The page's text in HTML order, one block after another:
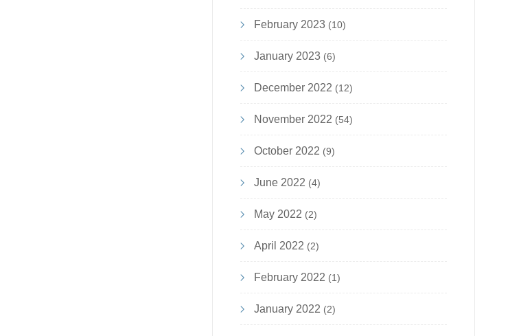
February 2023(10)
January 2023(6)
December 2022 (12)
November 2022 (54)
October 2022 (9)
June 2022 (4)
May 2022 (2)
April 2022 (2)
February 2022 (1)
January 2022 (2)